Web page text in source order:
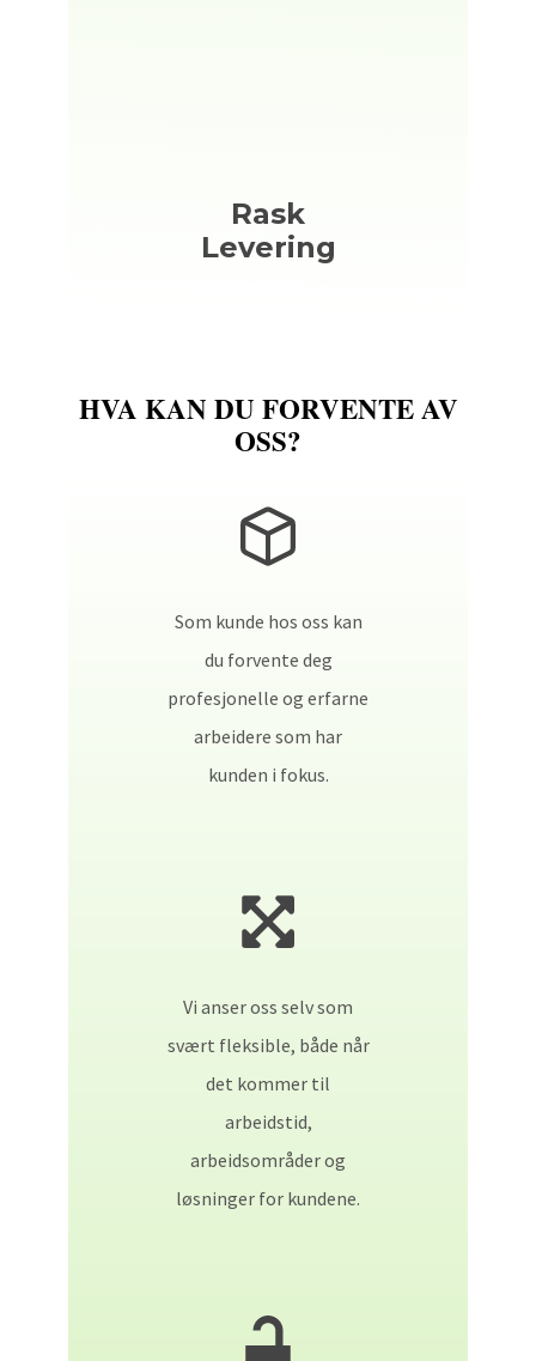
Rask
Levering
HVA KAN DU FORVENTE AV
OSS?
Som kunde hos oss kan
du forvente deg
profesjonelle og erfarne
arbeidere som har
kunden i fokus.
Vi anser oss selv som
svært fleksible, både når
det kommer til
arbeidstid,
arbeidsområder og
løsninger for kundene.